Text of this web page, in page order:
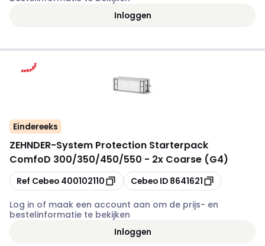
Inloggen
Eindereeks
ZEHNDER-System Protection Starterpack
ComfoD 300/350/450/550 - 2x Coarse (G4)
Kopiëren
Ref Cebeo 400102110 Kopiëren
Cebeo ID 8641621
Log in of maak een account aan om de prijs- en
bestelinformatie te bekijken
Inloggen